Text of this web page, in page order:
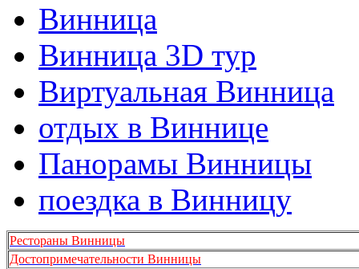
Винница
Винница 3D тур
Виртуальная Винница
отдых в Виннице
Панорамы Винницы
поездка в Винницу
Рестораны Винницы
Достопримечательности Винницы